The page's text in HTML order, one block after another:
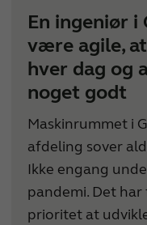
En ingeniør i
være agile,
hver dag og
noget godt
Maskinrummet i
afdeling sover
Ikke engang
pandemi. Det
prioritet at